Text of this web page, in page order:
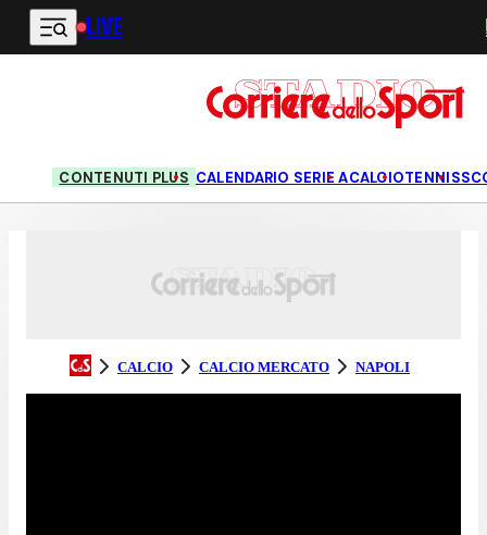
Vai al contenuto principale
LIVE
CONTENUTI PLUS CALENDARIO SERIE ACALCIOTENNIS
CALCIO CALCIO MERCATO NAPOLI